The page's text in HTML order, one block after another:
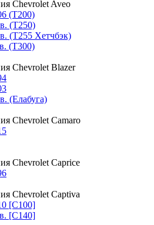
Chevrolet Aveo
(T200)
(T250)
(T255 Хетчбэк)
(Т300)
Chevrolet Blazer
(Елабуга)
Chevrolet Camaro
Chevrolet Caprice
Chevrolet Captiva
[C100]
[C140]